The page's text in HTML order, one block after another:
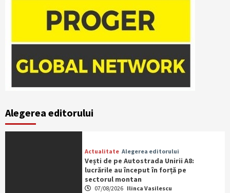
Alegerea editorului
Actualitate Alegerea editorului
Vești de pe Autostrada Unirii A8:
lucrările au început în forță pe
sectorul montan
07/08/2026 Ilinca Vasilescu